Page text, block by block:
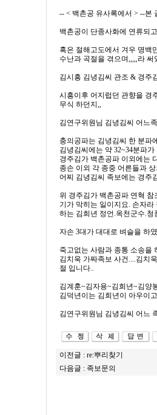
-- < 백촌공 유사록에서 > --본
백촌공이 단종사화에 연류되
혹은 절해고도에서 겨우 명백
수난과 곡절을 겪으며,,,,,라 써
김시흥 김녕김씨 관조 & 경주
시흥이후 어지럽던 관향을 경
무식 하던지,,
김연구위원님 김녕김씨 어느
충의공파는 김녕김씨 한 분파
김녕김씨에는 약 32~34분파
경주김가 백촌공파 이외에는
종손 이외 각 종중 어른들과
어찌 김녕김씨 족보에는 경주
위 경주김가 백촌공파 연혁
기가 막히는 일이지요. 손자
하는 김희년 정언.옥천군수.청
자손 3대가 대대로 벼슬을 하
죽고없는 사람과 종통 소송을
김치욱 가짜족보 사건....김치
절 입니다..
김계훈~김자용~김희년~김양
김덕년이는 김희년이 아우이
김연구위원님 김녕김씨 어느
이전글 : re:뿌리찾기
다음글 : 족보문의